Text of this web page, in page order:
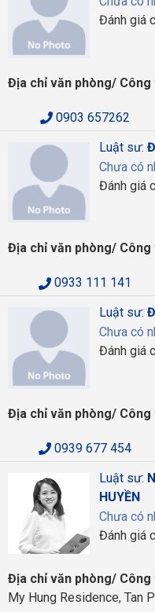
Đánh giá
Địa chỉ văn phòng/ Công
0903 657262
Luật sư:
Chưa có
Đánh giá
Địa chỉ văn phòng/ Công
0933 111 141
Luật sư:
Chưa có
Đánh giá
Địa chỉ văn phòng/ Công
0939 677 454
Luật sư:
HUYỀN
Chưa có
Đánh giá
Địa chỉ văn phòng/ Công
My Hung Residence, Tan